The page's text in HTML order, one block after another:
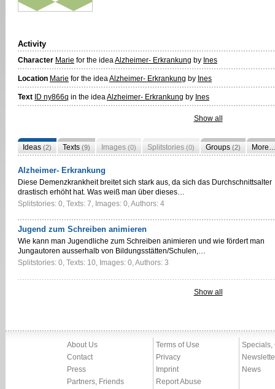
Activity
Character Marie for the ideaAlzheimer- Erkrankung by Ines
Location Marie for the ideaAlzheimer- Erkrankung by Ines
Text ID ny866q in the ideaAlzheimer- Erkrankung by Ines
Show all
Ideas (2) Texts (9) Images (0) Splitstories (0) Groups (2)
Alzheimer- Erkrankung
Diese Demenzkrankheit breitet sich stark aus, da sich das Durchschnittsalter
drastisch erhöht hat. Was weiß man über dieses…
Splitstories: 0, Texts: 7, Images: 0, Authors: 4
Jugend zum Schreiben animieren
Wie kann man Jugendliche zum Schreiben animieren und wie fördert man
Jungautoren ausserhalb von Bildungsstätten/Schulen,…
Splitstories: 0, Texts: 10, Images: 0, Authors: 3
Show all
About Us
Contact
Press
Partners, Friends
Terms of Use
Privacy
Imprint
Report Abuse
Specials,
News